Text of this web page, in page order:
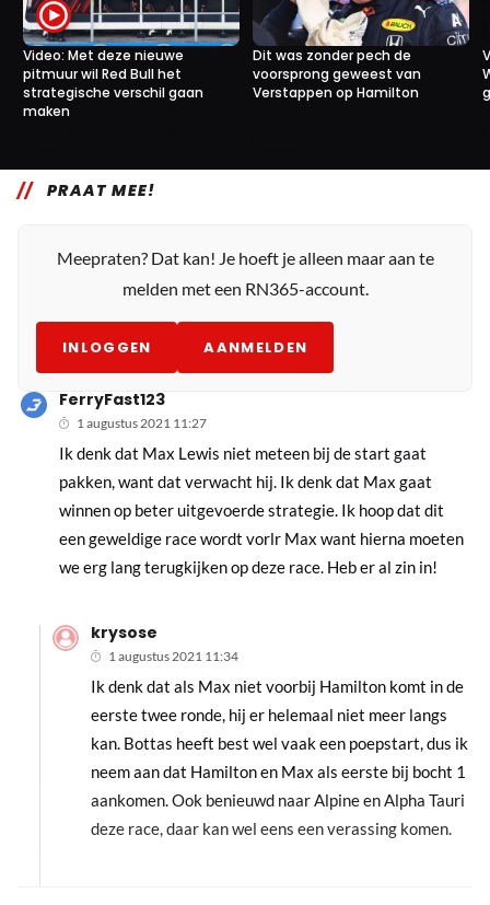
Video: Met deze nieuwe
pitmuur wil Red Bull het
strategische verschil gaan
maken
Dit was zonder pech de
voorsprong geweest van
Verstappen op Hamilton
PRAAT MEE!
Meepraten? Dat kan! Je hoeft je alleen maar aan te
melden met een RN365-account.
INLOGGEN AANMELDEN
FerryFast123
1 augustus 2021 11:27
Ik denk dat Max Lewis niet meteen bij de start gaat
pakken, want dat verwacht hij. Ik denk dat Max gaat
winnen op beter uitgevoerde strategie. Ik hoop dat dit
een geweldige race wordt vorlr Max want hierna moeten
we erg lang terugkijken op deze race. Heb er al zin in!
krysose
1 augustus 2021 11:34
Ik denk dat als Max niet voorbij Hamilton komt in de
eerste twee ronde, hij er helemaal niet meer langs
kan. Bottas heeft best wel vaak een poepstart, dus ik
neem aan dat Hamilton en Max als eerste bij bocht 1
aankomen. Ook benieuwd naar Alpine en Alpha Tauri
deze race, daar kan wel eens een verassing komen.